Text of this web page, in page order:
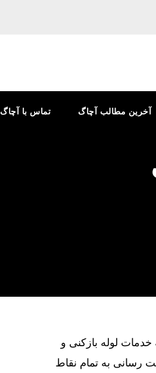
تماس با آچاگ آخرین مطالب آچاگ
در ارائه خدمات لوله بازکنی و
رسانی به تمام نقاط